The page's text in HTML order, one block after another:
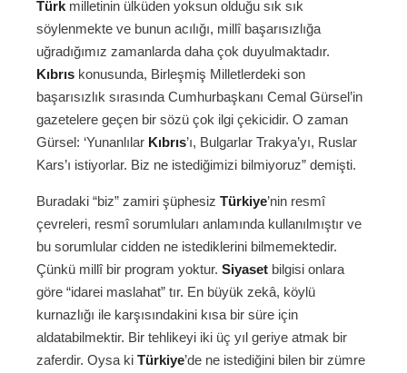
Türk milletinin ülküden yoksun olduğu sık sık
söylenmekte ve bunun acılığı, millî başarısızlığa
uğradığımız zamanlarda daha çok duyulmaktadır.
Kıbrıs konusunda, Birleşmiş Milletlerdeki son
başarısızlık sırasında Cumhurbaşkanı Cemal Gürsel’in
gazetelere geçen bir sözü çok ilgi çekicidir. O zaman
Gürsel: ‘Yunanlılar Kıbrıs’ı, Bulgarlar Trakya’yı, Ruslar
Kars’ı istiyorlar. Biz ne istediğimizi bilmiyoruz” demişti.
Buradaki “biz” zamiri şüphesiz Türkiye’nin resmî
çevreleri, resmî sorumluları anlamında kullanılmıştır ve
bu sorumlular cidden ne istediklerini bilmemektedir.
Çünkü millî bir program yoktur. Siyaset bilgisi onlara
göre “idarei maslahat” tır. En büyük zekâ, köylü
kurnazlığı ile karşısındakini kısa bir süre için
aldatabilmektir. Bir tehlikeyi iki üç yıl geriye atmak bir
zaferdir. Oysa ki Türkiye’de ne istediğini bilen bir zümre